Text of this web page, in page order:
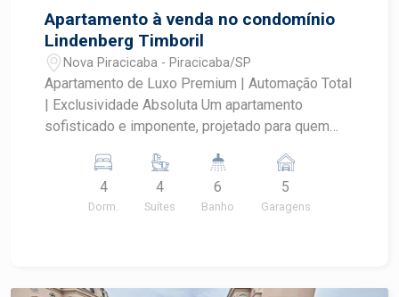
Apartamento à venda no condomínio
Lindenberg Timboril
Nova Piracicaba - Piracicaba/SP
Apartamento de Luxo Premium | Automação Total
| Exclusividade Absoluta Um apartamento
sofisticado e imponente, projetado para quem
altíssimo padrão. Totalmente automatizado, com
materiais nobres e marcenaria de referência. - 4
suítes elegantes, todas com ar-condicionado
4
Dorm.
4
Suítes
6
Banho
5
Garagens